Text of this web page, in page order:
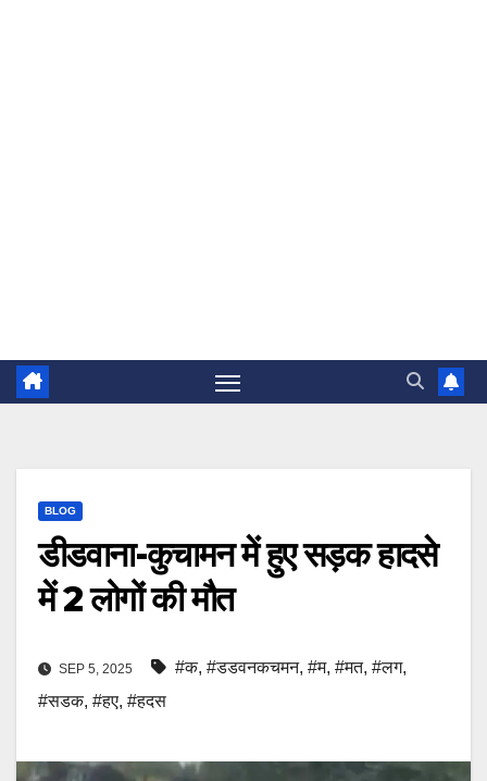
BLOG
डीडवाना-कुचामन में हुए सड़क हादसे
में 2 लोगों की मौत
SEP 5, 2025 #क, #डडवनकचमन, #म, #मत, #लग,
#सडक, #हए, #हदस